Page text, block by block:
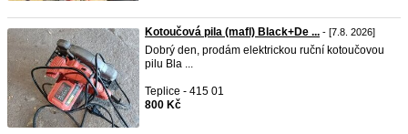
Kotoučová pila (mafl) Black+De ... - [7.8. 2026]
Dobrý den, prodám elektrickou ruční kotoučovou
pilu Bla ...
Teplice - 415 01
800 Kč